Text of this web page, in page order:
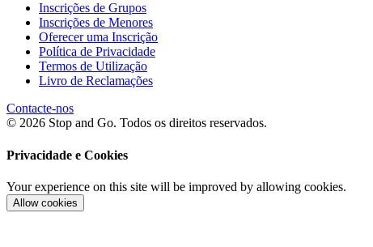
Inscrições de Grupos
Inscrições de Menores
Oferecer uma Inscrição
Política de Privacidade
Termos de Utilização
Livro de Reclamações
Contacte-nos
© 2026 Stop and Go. Todos os direitos reservados.
Privacidade e Cookies
Your experience on this site will be improved by allowing cookies.
Allow cookies